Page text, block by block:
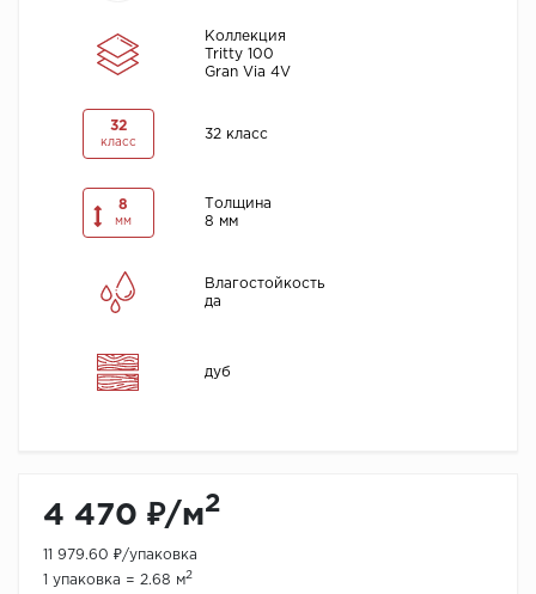
Коллекция
Tritty 100
Gran Via 4V
32
класс
32 класс
8
мм
Толщина
8 мм
Влагостойкость
да
дуб
4 470 ₽/м2
11 979.60 ₽/упаковка
1 упаковка = 2.68 м2